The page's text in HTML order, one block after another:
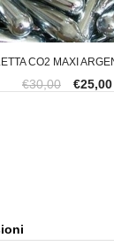
CO2 MAXI
€30,00 €25,00